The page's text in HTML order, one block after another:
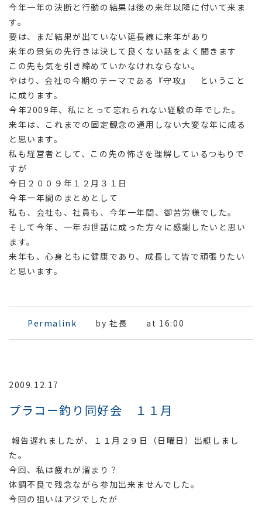
今年一年の決断と行動の結果は後の来年以降に付いて来ま
す。
要は、まだ結果が出ていない延長線に来年があり
来年の景気の先行きは決して良くない話をよく聞きます
この先も気を引き締めていかなけれならない。
やはり、会社の今期のテーマである『守攻』 ということ
に成ります。
今年2009年、私にとって忘れられない経験の年でした。
来年は、これまでの固定観念の通用しない大変な年に成る
と思います。
私も経営者として、この先の怖さを理解しているつもりで
すが
今日２００９年１２月３１日
今年一年間のまとめとして
私も、会社も、社員も、今年一年間、御苦労様でした。
そして今年、一年お世話に成った方々に感謝したいと思い
ます。
来年も、心身ともに健康であり、成長して皆で頑張りたい
と思います。
Permalink by 社長 at 16:00
2009.12.17
プラコー釣り同好会 １１月
報告遅れましたが、１１月２９日（日曜日）出艇しまし
た。
今回、私は疲れが溜まり？
体調不良で残念ながら参加出来ませんでした。
今回の狙いはアジでしたが